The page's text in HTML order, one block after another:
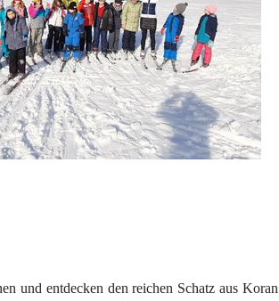
und entdecken den reichen Schatz aus